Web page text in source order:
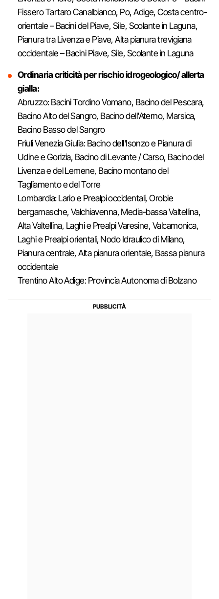
Fissero Tartaro Canalbianco, Po, Adige, Costa centro-
orientale – Bacini del Piave, Sile, Scolante in Laguna,
Pianura tra Livenza e Piave, Alta pianura trevigiana
occidentale – Bacini Piave, Sile, Scolante in Laguna
Ordinaria criticità per rischio idrogeologico/ allerta
gialla:
Abruzzo: Bacini Tordino Vomano, Bacino del Pescara,
Bacino Alto del Sangro, Bacino dell'Aterno, Marsica,
Bacino Basso del Sangro
Friuli Venezia Giulia: Bacino dell'Isonzo e Pianura di
Udine e Gorizia, Bacino di Levante / Carso, Bacino del
Livenza e del Lemene, Bacino montano del
Tagliamento e del Torre
Lombardia: Lario e Prealpi occidentali, Orobie
bergamasche, Valchiavenna, Media-bassa Valtellina,
Alta Valtellina, Laghi e Prealpi Varesine, Valcamonica,
Laghi e Prealpi orientali, Nodo Idraulico di Milano,
Pianura centrale, Alta pianura orientale, Bassa pianura
occidentale
Trentino Alto Adige: Provincia Autonoma di Bolzano